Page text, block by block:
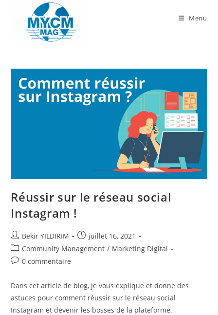
Menu
Réussir sur le réseau social
Instagram !
Auteur/autrice
de
la
publication :
Bekir YILDIRIM
Publication
publiée :
juillet 16, 2021
Post
category:
Community Management / Marketing Digital
Commentaires
publication :
0 commentaire
Dans cet article de blog, je vous explique et donne des
astuces pour comment réussir sur le réseau social
Instagram et devenir les bosses de la plateforme.